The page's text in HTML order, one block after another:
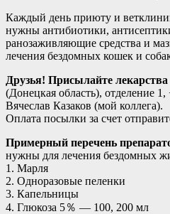
Каждый день приюту и
нужны антибиотики,
ранозаживляющие средства и
лечения бездомных кошек и
Друзья! Присылайте
(Донецкая область), отделение
Вячеслав Казаков (мой коллега).
Оплата посылки за счет
Примерный перечень
нужны для лечения бездомных
1. Марля
2. Одноразовые пеленки
3. Капельницы
4. Глюкоза 5％ — 100, 200 мл